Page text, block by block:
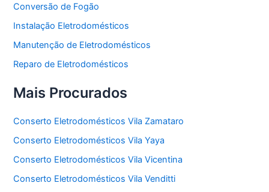
Conversão de Fogão
Instalação Eletrodomésticos
Manutenção de Eletrodomésticos
Reparo de Eletrodomésticos
Mais Procurados
Conserto Eletrodomésticos Vila Zamataro
Conserto Eletrodomésticos Vila Yaya
Conserto Eletrodomésticos Vila Vicentina
Conserto Eletrodomésticos Vila Venditti